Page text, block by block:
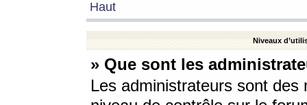
Haut
Niveaux
» Que sont les
Les administrateurs sont